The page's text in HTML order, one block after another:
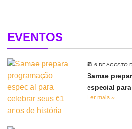
EVENTOS
6 DE AGOSTO
Samae
especial
Ler mais »